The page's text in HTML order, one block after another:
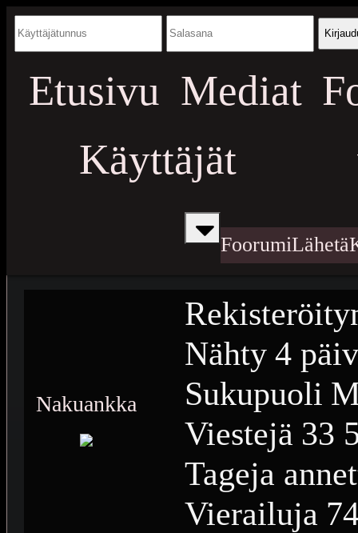
Etusivu Mediat
Käyttäjät
FoorumiLähetä
Nakuankka
Nähty 4
Sukupuoli
Viestejä 33
Tageja
Vierailuja